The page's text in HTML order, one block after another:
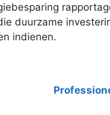
duurzame
indienen.